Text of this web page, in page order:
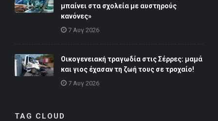
μπαίνει στα σχολεία με αυστηρούς
κανόνες»
7 Αυγ 2026
Οικογενειακή τραγωδία στις Σέρρες: μαμά
και γιος έχασαν τη ζωή τους σε τροχαίο!
7 Αυγ 2026
TAG CLOUD